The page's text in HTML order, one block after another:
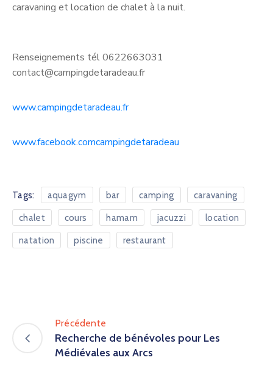
caravaning et location de chalet à la nuit.
Renseignements tél 0622663031
contact@campingdetaradeau.fr
www.campingdetaradeau.fr
www.facebook.comcampingdetaradeau
Tags: aquagym bar camping caravaning
chalet cours hamam jacuzzi location
natation piscine restaurant
Précédente
Recherche de bénévoles pour Les
Médiévales aux Arcs